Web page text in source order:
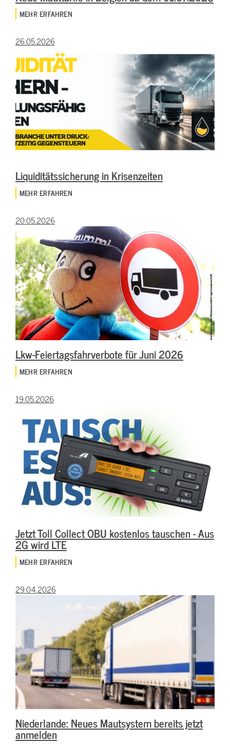
MEHR ERFAHREN
26.05.2026
Liquiditätssicherung in Krisenzeiten
MEHR ERFAHREN
20.05.2026
Lkw-Feiertagsfahrverbote für Juni 2026
MEHR ERFAHREN
19.05.2026
Jetzt Toll Collect OBU kostenlos tauschen - Aus
2G wird LTE
MEHR ERFAHREN
29.04.2026
Niederlande: Neues Mautsystem bereits jetzt
anmelden